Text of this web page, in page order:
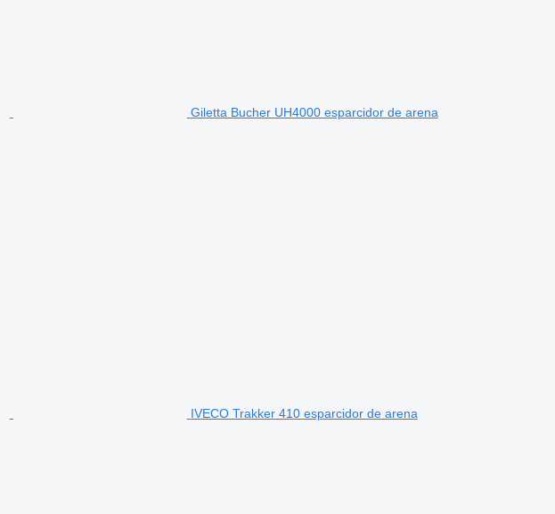
Giletta Bucher UH4000 esparcidor de arena
IVECO Trakker 410 esparcidor de arena